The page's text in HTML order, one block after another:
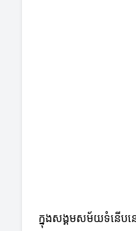
ក្នុងសង្គមសម័យទំនើបន